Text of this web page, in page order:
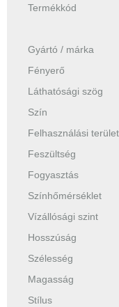
Termékkód
Gyártó / márka
Fényerő
Láthatósági szög
Szín
Felhasználási terület
Feszültség
Fogyasztás
Színhőmérséklet
Vízállósági szint
Hosszúság
Szélesség
Magasság
Stílus